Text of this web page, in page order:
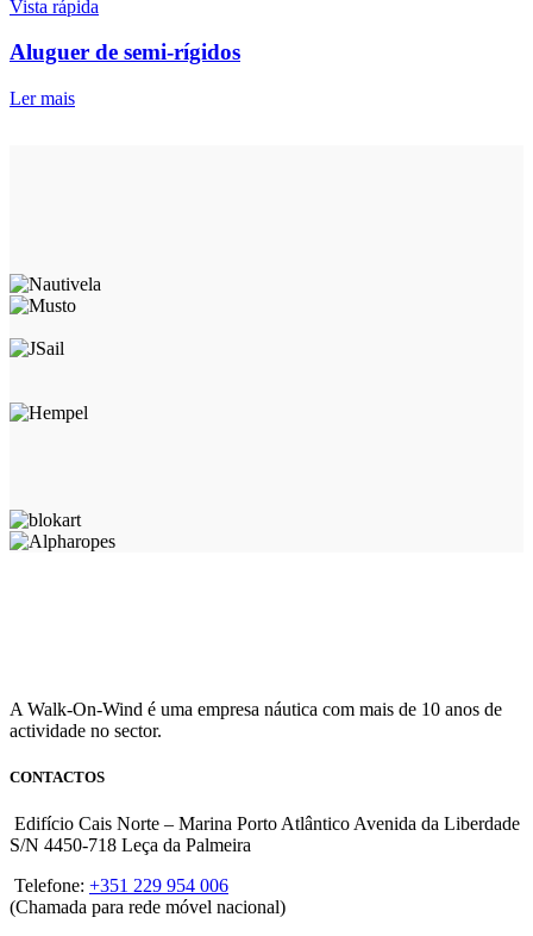
Vista rápida
Aluguer de semi-rígidos
Ler mais
A Walk-On-Wind é uma empresa náutica com mais de 10 anos de
actividade no sector.
CONTACTOS
Edifício Cais Norte – Marina Porto Atlântico Avenida da Liberdade
S/N 4450-718 Leça da Palmeira
Telefone: +351 229 954 006
(Chamada para rede móvel nacional)